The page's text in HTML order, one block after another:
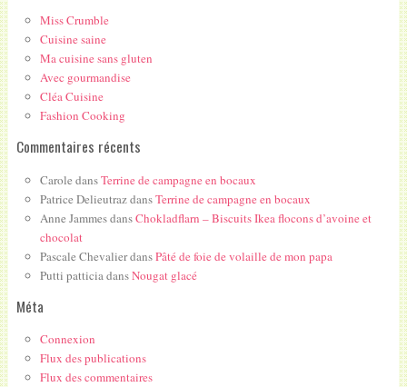
Miss Crumble
Cuisine saine
Ma cuisine sans gluten
Avec gourmandise
Cléa Cuisine
Fashion Cooking
Commentaires récents
Carole dansTerrine de campagne en bocaux
Patrice DelieutrazdansTerrine de campagne en bocaux
Anne JammesdansChokladflarn – Biscuits Ikea flocons d’avoine et
chocolat
Pascale ChevalierdansPâté de foie de volaille de mon papa
Putti patticiadansNougat glacé
Méta
Connexion
Flux des publications
Flux des commentaires